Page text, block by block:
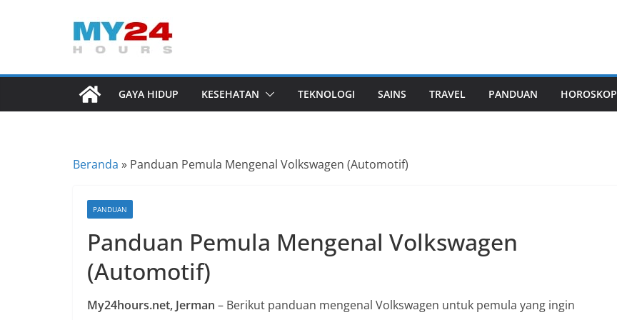
I
o
a
GAYA HIDUP KESEHATAN TEKNOLOGI SAINS TRAVEL PANDUAN HOROSKOP
Beranda » Panduan Pemula Mengenal Volkswagen (Automotif)
PANDUAN
Panduan Pemula Mengenal Volkswagen
(Automotif)
My24hours.net, Jerman – Berikut panduan mengenal Volkswagen untuk pemula yang ingin